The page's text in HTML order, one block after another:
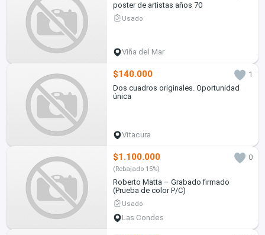
poster de artistas años 70
Usado
Viña del Mar
$140.000
1
Dos cuadros originales. Oportunidad
única
Vitacura
$1.100.000 0
(Rebajado 15%)
Roberto Matta – Grabado firmado
(Prueba de color P/C)
Usado
Las Condes